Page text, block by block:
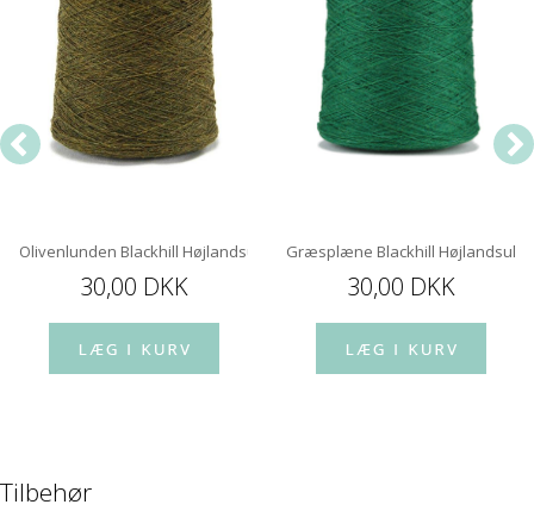
Olivenlunden Blackhill Højlandsuld
30,00 DKK
Græsplæne Blackhill Højlandsuld
30,00 DKK
Tilbehør